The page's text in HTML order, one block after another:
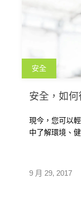
安全
安全，如
9 月 29, 2017
現今，您可以
中了解環境、